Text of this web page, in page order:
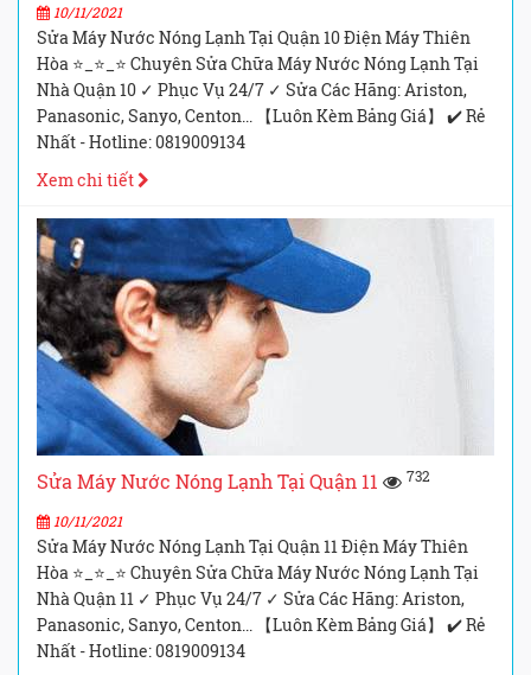
10/11/2021
Sửa Máy Nước Nóng Lạnh Tại Quận 10 Điện Máy Thiên
Hòa ⭐_⭐_⭐ Chuyên Sửa Chữa Máy Nước Nóng Lạnh Tại
Nhà Quận 10 ✓ Phục Vụ 24/7 ✓ Sửa Các Hãng: Ariston,
Panasonic, Sanyo, Centon... 【Luôn Kèm Bảng Giá】 ✔️ Rẻ
Nhất - Hotline: 0819009134
Xem chi tiết
Sửa Máy Nước Nóng Lạnh Tại Quận 11 732
10/11/2021
Sửa Máy Nước Nóng Lạnh Tại Quận 11 Điện Máy Thiên
Hòa ⭐_⭐_⭐ Chuyên Sửa Chữa Máy Nước Nóng Lạnh Tại
Nhà Quận 11 ✓ Phục Vụ 24/7 ✓ Sửa Các Hãng: Ariston,
Panasonic, Sanyo, Centon... 【Luôn Kèm Bảng Giá】 ✔️ Rẻ
Nhất - Hotline: 0819009134